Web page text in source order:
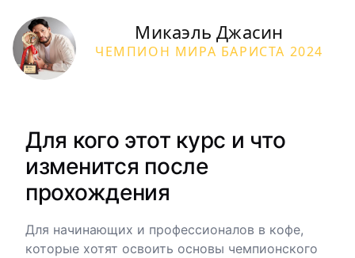
Микаэль Джасин
ЧЕМПИОН МИРА БАРИСТА 2024
Для кого этот курс и что
изменится после
прохождения
Для начинающих и профессионалов в кофе,
которые хотят освоить основы чемпионского